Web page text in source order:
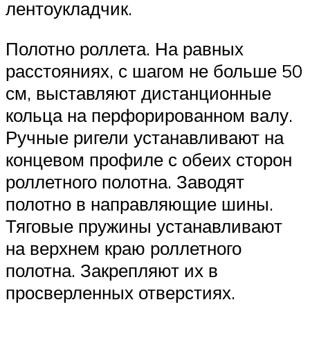
лентоукладчик.
Полотно роллета. На равных
расстояниях, с шагом не больше 50
см, выставляют дистанционные
кольца на перфорированном валу.
Ручные ригели устанавливают на
концевом профиле с обеих сторон
роллетного полотна. Заводят
полотно в направляющие шины.
Тяговые пружины устанавливают
на верхнем краю роллетного
полотна. Закрепляют их в
просверленных отверстиях.